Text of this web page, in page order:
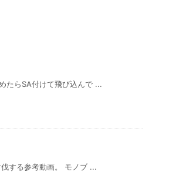
たらSA付けて飛び込んで ...
する参考動画。 モノブ ...